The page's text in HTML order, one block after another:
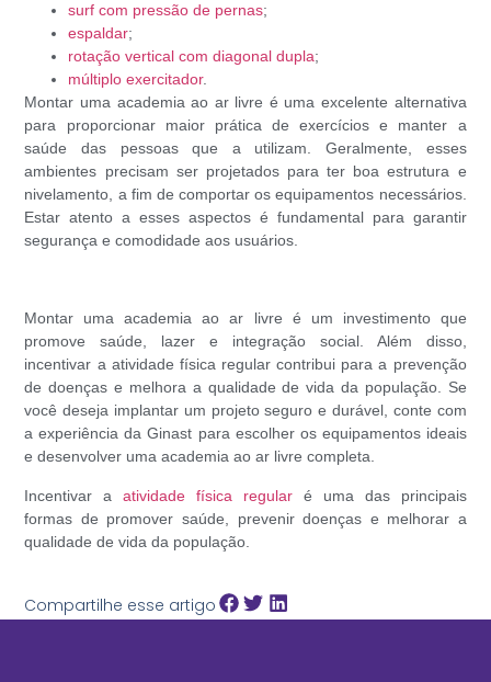
surf com pressão de pernas;
espaldar;
rotação vertical com diagonal dupla;
múltiplo exercitador.
Montar uma academia ao ar livre é uma excelente alternativa
para proporcionar maior prática de exercícios e manter a
saúde das pessoas que a utilizam. Geralmente, esses
ambientes precisam ser projetados para ter boa estrutura e
nivelamento, a fim de comportar os equipamentos necessários.
Estar atento a esses aspectos é fundamental para garantir
segurança e comodidade aos usuários.
Montar uma academia ao ar livre é um investimento que
promove saúde, lazer e integração social. Além disso,
incentivar a atividade física regular contribui para a prevenção
de doenças e melhora a qualidade de vida da população. Se
você deseja implantar um projeto seguro e durável, conte com
a experiência da Ginast para escolher os equipamentos ideais
e desenvolver uma academia ao ar livre completa.
Incentivar aatividade física regular é uma das principais
formas de promover saúde, prevenir doenças e melhorar a
qualidade de vida da população.
Compartilhe esse artigo